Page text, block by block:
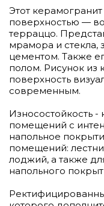
Этот
поверхностью —
терраццо.
мрамора и стекла,
цементом. Также
полом. Рисунок из
поверхность
современным.
Износостойкость -
помещений с
напольное
помещений:
лоджий, а также
напольного